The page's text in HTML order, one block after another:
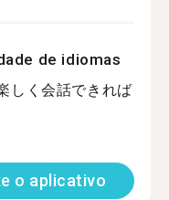
de idiomas
しく会話できれば
o aplicativo